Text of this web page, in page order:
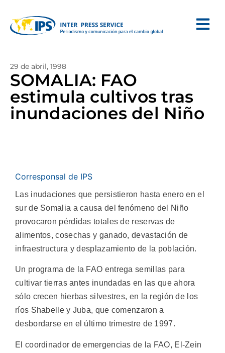
29 de abril, 1998
SOMALIA: FAO
estimula cultivos tras
inundaciones del Niño
Corresponsal de IPS
Las inudaciones que persistieron hasta enero en el
sur de Somalia a causa del fenómeno del Niño
provocaron pérdidas totales de reservas de
alimentos, cosechas y ganado, devastación de
infraestructura y desplazamiento de la población.
Un programa de la FAO entrega semillas para
cultivar tierras antes inundadas en las que ahora
sólo crecen hierbas silvestres, en la región de los
ríos Shabelle y Juba, que comenzaron a
desbordarse en el último trimestre de 1997.
El coordinador de emergencias de la FAO, El-Zein